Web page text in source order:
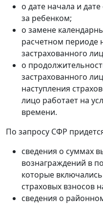
о дате начала и
за ребенком;
о замене
расчетном периоде
застрахованного
о
застрахованного
наступления
лицо работает на
времени.
По запросу СФР
сведения о суммах
вознаграждений в
которые
страховых взносов
сведения о